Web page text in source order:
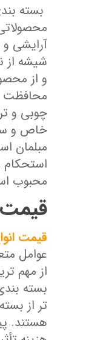
بسته‌
آرایشی و
شیشه از
و از
محافظت
چوبی و
خاص و
مبلمان
استحکام
محبوب
قیمت
قیمت
عوامل
از مهم
بسته‌
‌تر از
هستند.